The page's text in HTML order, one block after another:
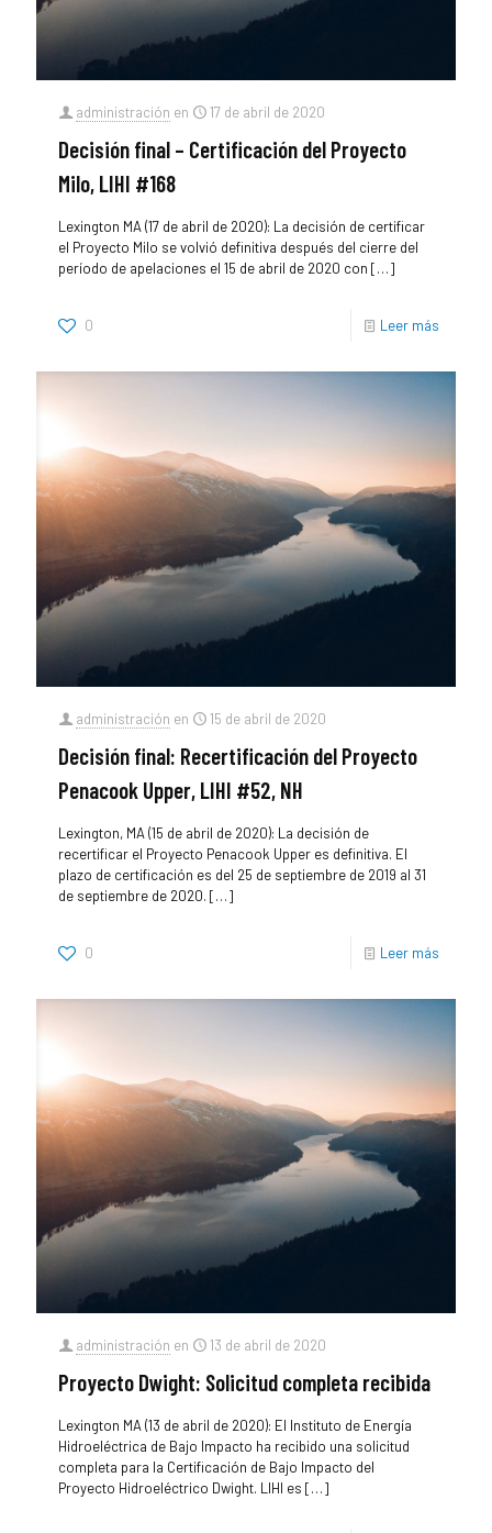
administración en 17 de abril de 2020
Decisión final – Certificación del Proyecto
Milo, LIHI #168
Lexington MA (17 de abril de 2020): La decisión de certificar
el Proyecto Milo se volvió definitiva después del cierre del
período de apelaciones el 15 de abril de 2020 con […]
0 Leer más
administración en 15 de abril de 2020
Decisión final: Recertificación del Proyecto
Penacook Upper, LIHI #52, NH
Lexington, MA (15 de abril de 2020): La decisión de
recertificar el Proyecto Penacook Upper es definitiva. El
plazo de certificación es del 25 de septiembre de 2019 al 31
de septiembre de 2020. […]
0 Leer más
administración en 13 de abril de 2020
Proyecto Dwight: Solicitud completa recibida
Lexington MA (13 de abril de 2020): El Instituto de Energía
Hidroeléctrica de Bajo Impacto ha recibido una solicitud
completa para la Certificación de Bajo Impacto del
Proyecto Hidroeléctrico Dwight. LIHI es […]